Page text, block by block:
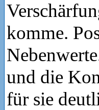
komme.
und die
für sie